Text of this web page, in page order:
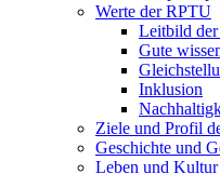
Werte der RPTU
Leitbild
Gute
Inklusion
Ziele und Profil
Geschichte und
Leben und Kultur